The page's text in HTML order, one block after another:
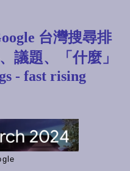
台灣搜尋排
議題、「什麼」
- fast rising